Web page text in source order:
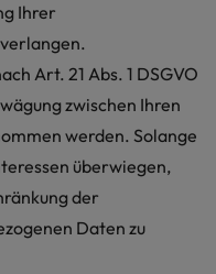
Ihrer
Art. 21 Abs. 1 DSGVO
zwischen Ihren
werden. Solange
überwiegen,
der
Daten zu